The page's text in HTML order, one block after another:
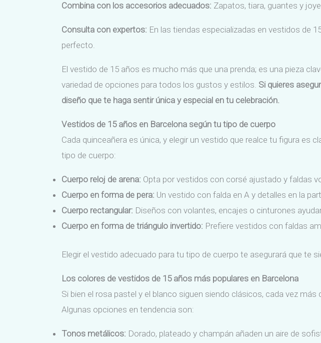
Combina con los accesorios adecuados: Zapatos, tiara, guantes y
Consulta con expertos: En las tiendas especializadas en vestidos de
perfecto.
El vestido de 15 años es mucho más que una prenda; es una pieza
variedad de opciones para todos los gustos y estilos. Si quieres
diseño que te haga sentir única y especial en tu celebración.
Vestidos de 15 años en Barcelona según tu tipo de cuerpo
Cada quinceañera es única, y elegir un vestido que realce tu figura es
tipo de cuerpo:
Cuerpo reloj de arena: Opta por vestidos con corsé ajustado y faldas
Cuerpo en forma de pera: Un vestido con falda en A y detalles en la
Cuerpo rectangular: Diseños con volantes, encajes o cinturones
Cuerpo en forma de triángulo invertido: Prefiere vestidos con faldas
Elegir el vestido adecuado para tu tipo de cuerpo te asegurará que te
Los colores de vestidos de 15 años más populares en Barcelona
Si bien el rosa pastel y el blanco siguen siendo clásicos, cada vez
Algunas opciones en tendencia son:
Tonos metálicos: Dorado, plateado y champán añaden un aire de